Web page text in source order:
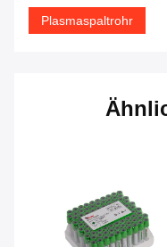
Plasmaspaltrohr